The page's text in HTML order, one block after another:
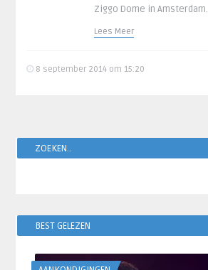
Ziggo Dome in Amsterdam.
Lees Meer
8 september 2014 om 15:20
ZOEKEN..
BEST GELEZEN